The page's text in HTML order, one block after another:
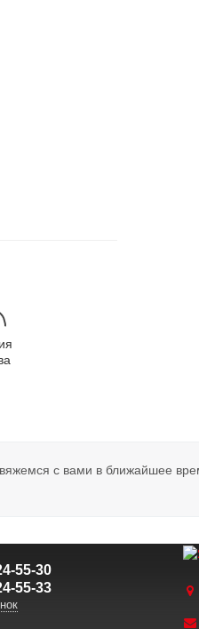
с вами в ближайшее
55-30
55-33